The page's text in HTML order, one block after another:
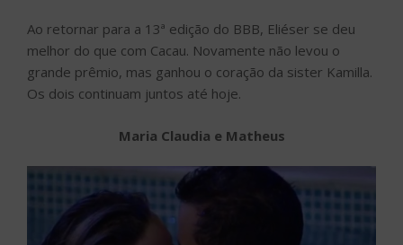
Ao retornar para a 13ª edição do BBB, Eliéser se deu
melhor do que com Cacau. Novamente não levou o
grande prêmio, mas ganhou o coração da sister Kamilla.
Os dois continuam juntos até hoje.
Maria Claudia e Matheus